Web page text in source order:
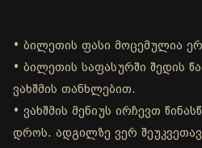
• ბილეთის ფასი მოცემულია
• ბილეთის საფასურში შედის
ვახშმის თანხლებით.
• ვახშმის მენიუს ირჩევთ
დროს. ადგილზე ვერ